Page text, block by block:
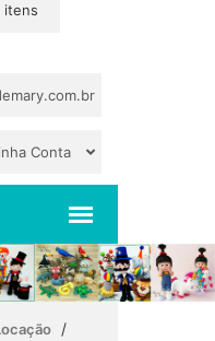
itens
Conta
/